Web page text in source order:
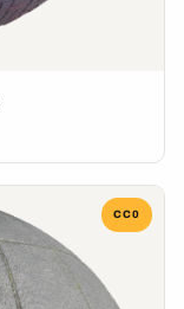
CC0